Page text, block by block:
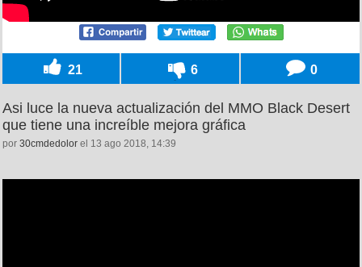
21 6 0
Asi luce la nueva actualización del MMO Black Desert
que tiene una increíble mejora gráfica
por 30cmdedolor el 13 ago 2018, 14:39